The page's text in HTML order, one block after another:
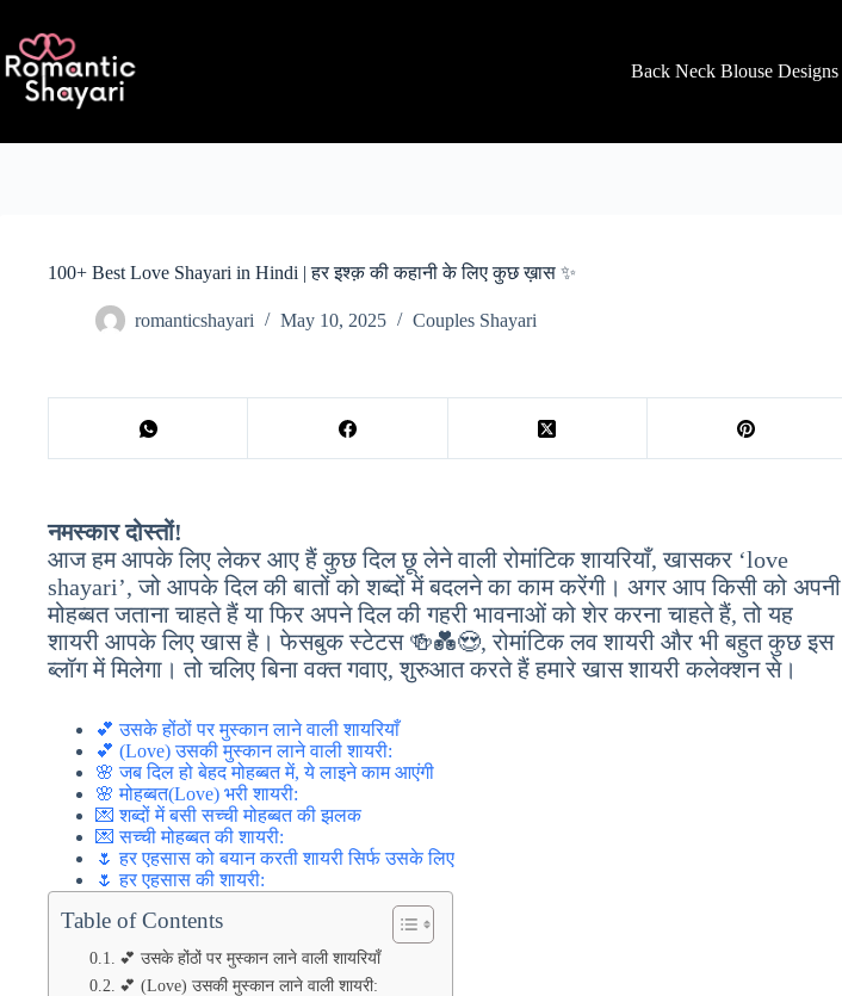
content
Back Neck Blouse Designs
100+ Best Love Shayari in Hindi | हर इश्क़ की कहानी के लिए कुछ ख़ास ✨
romanticshayari May 10, 2025 Couples Shayari
नमस्कार दोस्तों!
आज हम आपके लिए लेकर आए हैं कुछ दिल छू लेने वाली रोमांटिक शायरियाँ, खासकर ‘love
shayari’, जो आपके दिल की बातों को शब्दों में बदलने का काम करेंगी। अगर आप किसी को अपनी
मोहब्बत जताना चाहते हैं या फिर अपने दिल की गहरी भावनाओं को शेर करना चाहते हैं, तो यह
शायरी आपके लिए खास है। फेसबुक स्टेटस 🍻💑😍, रोमांटिक लव शायरी और भी बहुत कुछ इस
ब्लॉग में मिलेगा। तो चलिए बिना वक्त गवाए, शुरुआत करते हैं हमारे खास शायरी कलेक्शन से।
💕 उसके होंठों पर मुस्कान लाने वाली शायरियाँ
💕 (Love) उसकी मुस्कान लाने वाली शायरी:
🌸 जब दिल हो बेहद मोहब्बत में, ये लाइने काम आएंगी
🌸 मोहब्बत(Love) भरी शायरी:
💌 शब्दों में बसी सच्ची मोहब्बत की झलक
💌 सच्ची मोहब्बत की शायरी:
🌷 हर एहसास को बयान करती शायरी सिर्फ उसके लिए
🌷 हर एहसास की शायरी:
Table of Contents
💕 उसके होंठों पर मुस्कान लाने वाली शायरियाँ
💕 (Love) उसकी मुस्कान लाने वाली शायरी: